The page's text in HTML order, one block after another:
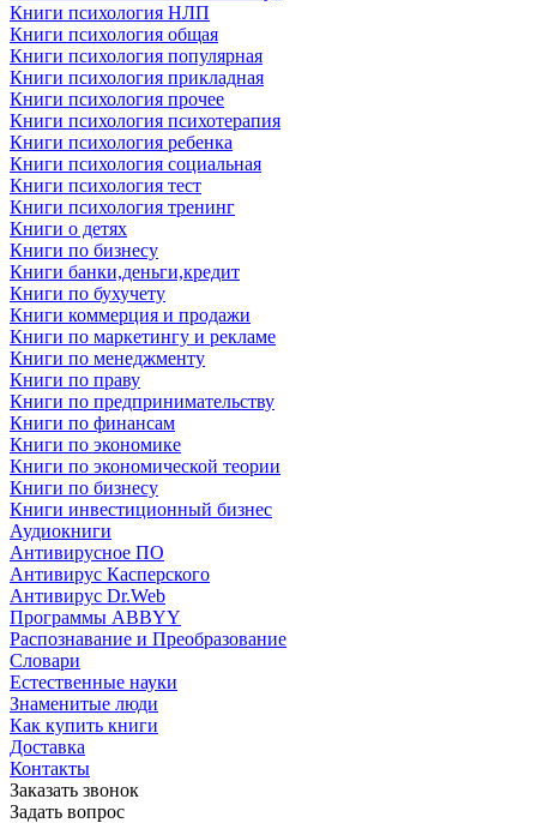
Книги психология НЛП
Книги психология общая
Книги психология популярная
Книги психология прикладная
Книги психология прочее
Книги психология психотерапия
Книги психология ребенка
Книги психология социальная
Книги психология тест
Книги психология тренинг
Книги о детях
Книги по бизнесу
Книги банки,деньги,кредит
Книги по бухучету
Книги коммерция и продажи
Книги по маркетингу и рекламе
Книги по менеджменту
Книги по праву
Книги по предпринимательству
Книги по финансам
Книги по экономике
Книги по экономической теории
Книги по бизнесу
Книги инвестиционный бизнес
Аудиокниги
Антивирусное ПО
Антивирус Касперского
Антивирус Dr.Web
Программы ABBYY
Распознавание и Преобразование
Словари
Естественные науки
Знаменитые люди
Как купить книги
Доставка
Контакты
Заказать звонок
Задать вопрос